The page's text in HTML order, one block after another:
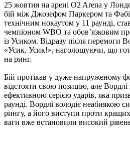
25 жовтня на арені O2 Arena у
бій між Джозефом Паркером та
технічним нокаутом у 11 раунді,
чемпіоном WBO та обов’язковим
із Усиком. Відразу після перемоги
«Усик, Усик!», наголошуючи, що
на ринг.​
Бій протікав у дуже напруженому
відстояти свою позицію, але
ефективною серією ударів, яка
раунді. Вордлі володіє неабиякою
рингу, а його виступи проти кращих
ваги вже встановили високий